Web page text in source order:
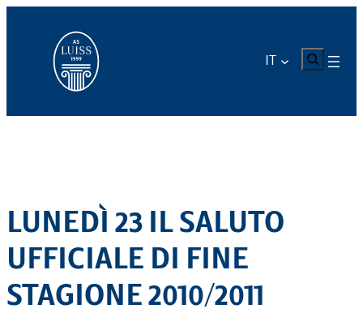
contenuto
CERCA
LUNEDÌ 23 IL SALUTO
UFFICIALE DI FINE
STAGIONE 2010/2011